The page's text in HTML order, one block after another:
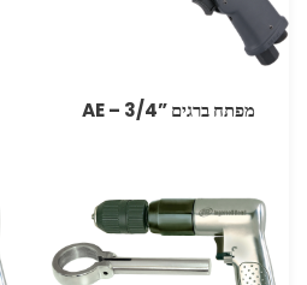
מפתח ברגים ‏”3/4 – AE